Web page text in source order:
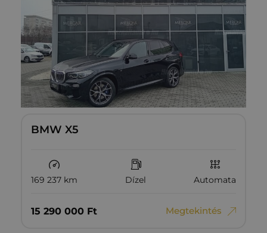
BMW X5
169 237 km Dízel Automata
15‏‏‎ ‎290‏‏‎ ‎000 Ft Megtekintés